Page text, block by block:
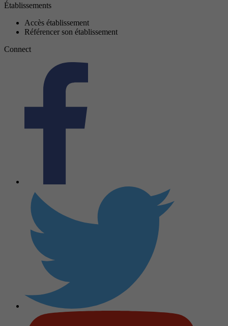
Établissements
Accès établissement
Référencer son établissement
Connect